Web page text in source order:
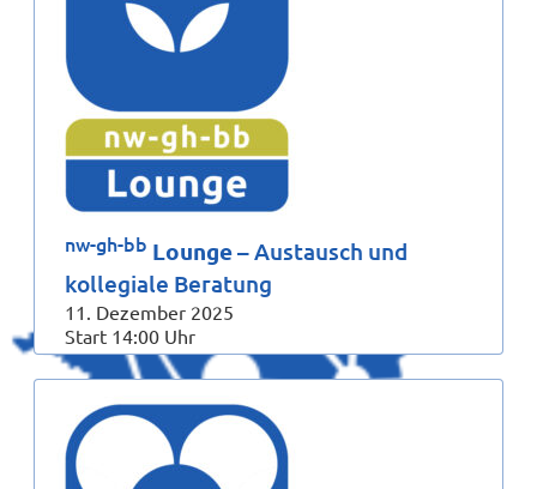
nw-gh-bb Lounge– Austausch und
kollegiale Beratung
11. Dezember 2025
Start 14:00 Uhr